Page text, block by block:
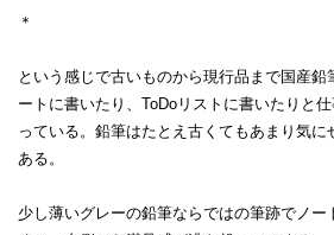
＊
という感じで古いものから現行品まで国産鉛
ートに書いたり、ToDoリストに書いたりと
っている。鉛筆はたとえ古くてもあまり気
ある。
少し薄いグレーの鉛筆ならではの筆跡でノ